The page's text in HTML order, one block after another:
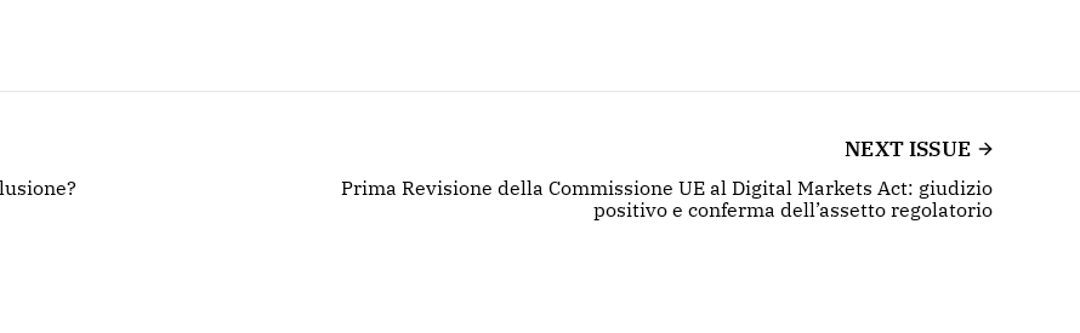
NEXT ISSUE
Prima Revisione della Commissione UE al Digital Markets Act: giudizio
positivo e conferma dell’assetto regolatorio